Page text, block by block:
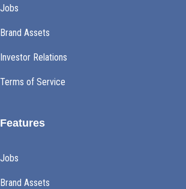
Jobs
Brand Assets
Investor Relations
Terms of Service
Features
Jobs
Brand Assets